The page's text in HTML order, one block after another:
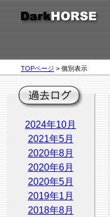
TOPページ > 個別表示
2024年10月
2021年5月
2020年8月
2020年6月
2020年5月
2019年1月
2018年8月